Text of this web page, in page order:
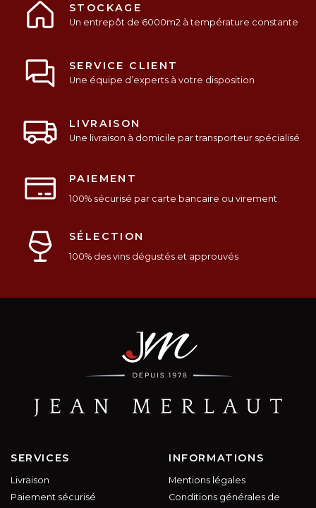
STOCKAGE
Un entrepôt de 6000m2 à température constante
SERVICE CLIENT
Une équipe d’experts à votre disposition
LIVRAISON
Une livraison à domicile par transporteur spécialisé
PAIEMENT
100% sécurisé par carte bancaire ou virement
SÉLECTION
100% des vins dégustés et approuvés
SERVICES
Livraison
Paiement sécurisé
INFORMATIONS
Mentions légales
Conditions générales de